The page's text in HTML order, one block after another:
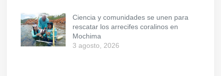
Ciencia y comunidades se unen para
rescatar los arrecifes coralinos en
Mochima
3 agosto, 2026